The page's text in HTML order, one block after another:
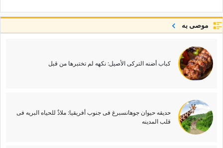
موصى به
کباب أضنه الترکی الأصیل: نکهه لم تختبرها من قبل
حدیقه حیوان جوهانسبرغ فی جنوب أفریقیا: ملاذٌ للحیاه البریه فی
قلب المدینه